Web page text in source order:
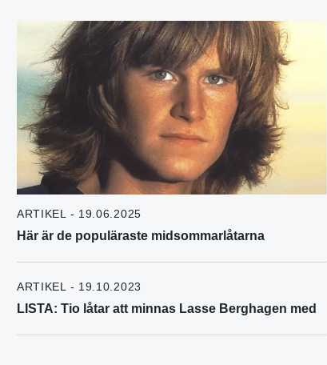
ARTIKEL - 19.06.2025
Här är de populäraste midsommarlåtarna
ARTIKEL - 19.10.2023
LISTA: Tio låtar att minnas Lasse Berghagen med